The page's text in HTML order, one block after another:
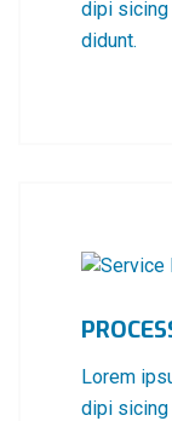
dipi
didunt.
Lorem
dipi